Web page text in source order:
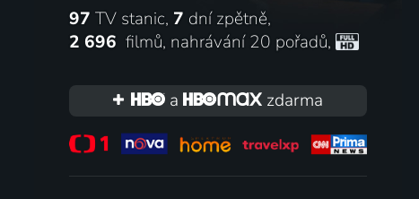
97 TV stanic, 7 dní zpětně,
2 696 filmů, nahrávání 20 pořadů,
a zdarma